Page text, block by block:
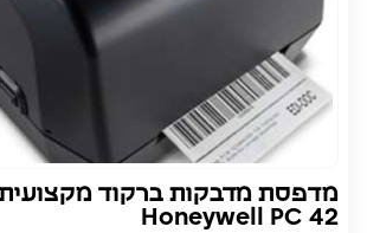
מדפסת מדבקות ברקוד
Honeywell PC 42